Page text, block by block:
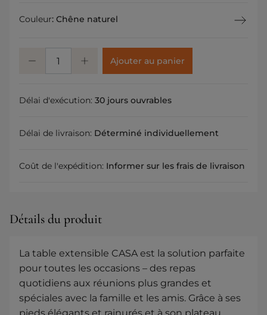
Couleur: Chêne naturel
Ajouter au panier
Délai d'exécution: 30 jours ouvrables
Délai de livraison: Déterminé individuellement
Coût de l'expédition: Informer sur les frais de livraison
Détails du produit
La table extensible CASA est la solution parfaite
pour toutes les occasions – des repas
quotidiens aux réunions plus grandes et
spéciales avec la famille et les amis. Grâce à ses